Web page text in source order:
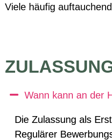
Viele häufig
Wann kann an der
Die Zulassung als
Regulärer